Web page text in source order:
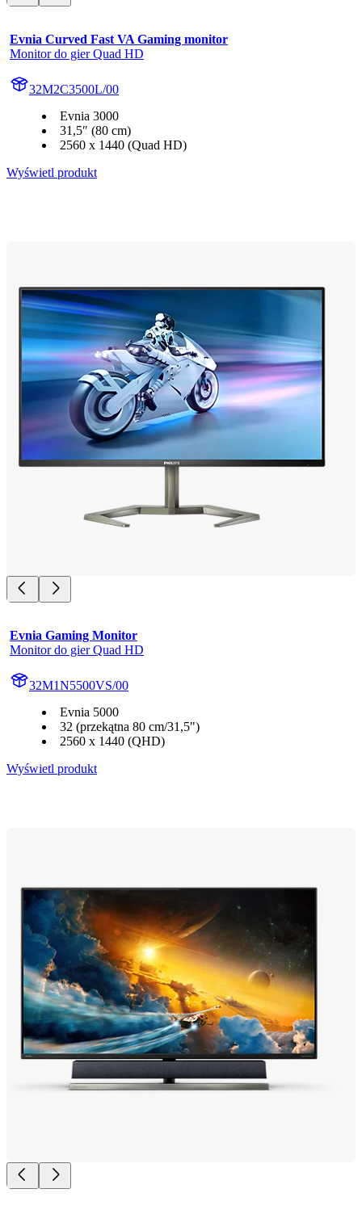
Evnia Curved Fast VA Gaming monitor
Monitor do gier Quad HD
32M2C3500L/00
Evnia 3000
31,5″ (80 cm)
2560 x 1440 (Quad HD)
Wyświetl produkt
Evnia Gaming Monitor
Monitor do gier Quad HD
32M1N5500VS/00
Evnia 5000
32 (przekątna 80 cm/31,5")
2560 x 1440 (QHD)
Wyświetl produkt